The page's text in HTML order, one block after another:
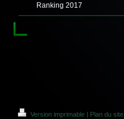
Ranking 2017
Version imprimable | Plan du site